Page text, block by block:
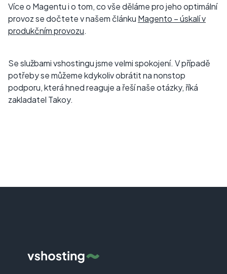
Více o Magentu i o tom, co vše děláme pro jeho optimální
provoz se dočtete v našem článku Magento – úskalí v
produkčním provozu.
Se službami vshostingu jsme velmi spokojení. V případě
potřeby se můžeme kdykoliv obrátit na nonstop
podporu, která hned reaguje a řeší naše otázky, říká
zakladatel Takoy.